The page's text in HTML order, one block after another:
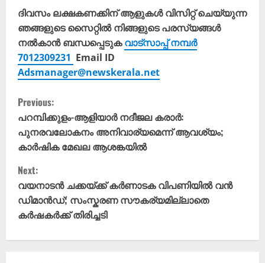
ദിവസം ലക്ഷകണക്കിന് ആളുകൾ വിസിറ്റ് ചെയ്യുന്ന
ഞങ്ങളുടെ സൈറ്റിൽ നിങ്ങളുടെ പരസ്യങ്ങൾ
നൽകാൻ ബന്ധപ്പെടുകവാട്സാപ്പ് നമ്പർ
7012309231 Email ID
Adsmanager@newskerala.net
C
o
n
t
i
n
u
Previous:
പറമ്പിക്കുളം-ആളിയാർ നദീജല കരാർ:
പുനരവലോകനം അനിവാര്യമെന്ന് ആവശ്യം;
കാർഷിക മേഖല ആശങ്കയിൽ
Next:
വയനാടൻ ചക്കയ്ക്ക് കർണാടക വിപണിയിൽ വൻ
ഡിമാൻഡ്; സംസ്കരണ സൗകര്യമില്ലാതെ
കർഷകർക്ക് തിരിച്ചടി